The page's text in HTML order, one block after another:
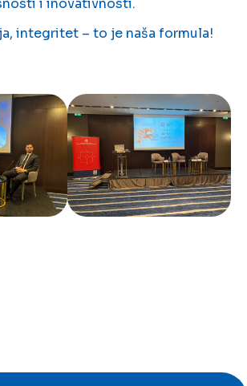
i inovativnosti.
integritet – to je naša formula!